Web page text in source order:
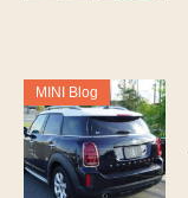
MINI Blog